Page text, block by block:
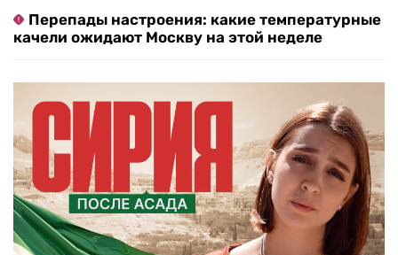
Перепады настроения: какие температурные
качели ожидают Москву на этой неделе